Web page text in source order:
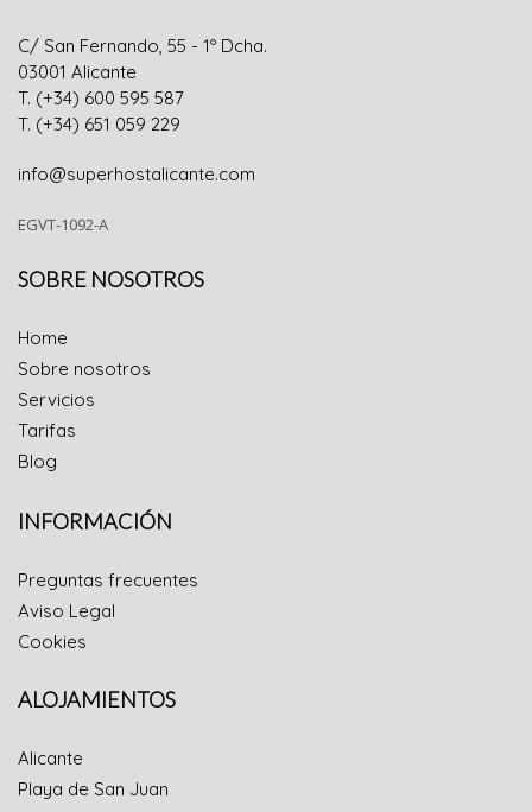
C/ San Fernando, 55 - 1º Dcha.
03001 Alicante
T. (+34) 600 595 587
T. (+34) 651 059 229
info@superhostalicante.com
EGVT-1092-A
SOBRE NOSOTROS
Home
Sobre nosotros
Servicios
Tarifas
Blog
INFORMACIÓN
Preguntas frecuentes
Aviso Legal
Cookies
ALOJAMIENTOS
Alicante
Playa de San Juan